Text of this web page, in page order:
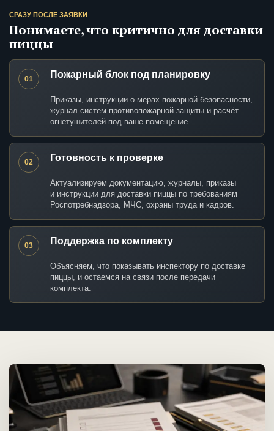
СРАЗУ ПОСЛЕ ЗАЯВКИ
Понимаете, что критично для доставки
пиццы
01 Пожарный блок под планировку
Приказы, инструкции о мерах пожарной безопасности,
журнал систем противопожарной защиты и расчёт
огнетушителей под ваше помещение.
02 Готовность к проверке
Актуализируем документацию, журналы, приказы
и инструкции для доставки пиццы по требованиям
Роспотребнадзора, МЧС, охраны труда и кадров.
03 Поддержка по комплекту
Объясняем, что показывать инспектору по доставке
пиццы, и остаемся на связи после передачи
комплекта.